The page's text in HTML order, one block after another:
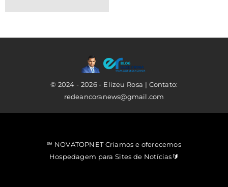
© 2024 - 2026 - Elizeu Rosa | Contato:
redeancoranews@gmail.com
℠ NOVATOPNET Criamos e oferecemos
Hospedagem para Sites de Notícias🔰